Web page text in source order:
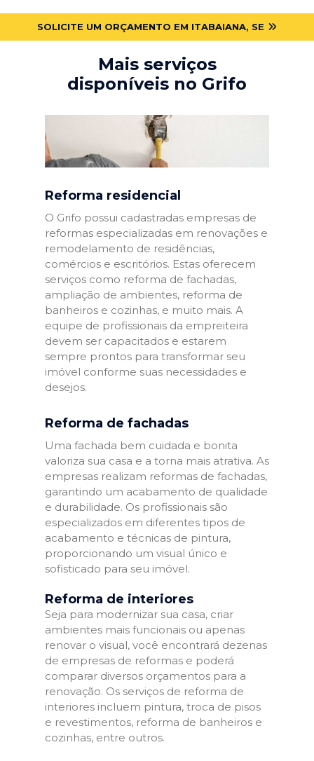
SOLICITE UM ORÇAMENTO EM ITABAIANA, SE
Mais serviços
disponíveis no Grifo
Reforma residencial
O Grifo possui cadastradas empresas de
reformas especializadas em renovações e
remodelamento de residências,
comércios e escritórios. Estas oferecem
serviços como reforma de fachadas,
ampliação de ambientes, reforma de
banheiros e cozinhas, e muito mais. A
equipe de profissionais da empreiteira
devem ser capacitados e estarem
sempre prontos para transformar seu
imóvel conforme suas necessidades e
desejos.
Reforma de fachadas
Uma fachada bem cuidada e bonita
valoriza sua casa e a torna mais atrativa. As
empresas realizam reformas de fachadas,
garantindo um acabamento de qualidade
e durabilidade. Os profissionais são
especializados em diferentes tipos de
acabamento e técnicas de pintura,
proporcionando um visual único e
sofisticado para seu imóvel.
Reforma de interiores
Seja para modernizar sua casa, criar
ambientes mais funcionais ou apenas
renovar o visual, você encontrará dezenas
de empresas de reformas e poderá
comparar diversos orçamentos para a
renovação. Os serviços de reforma de
interiores incluem pintura, troca de pisos
e revestimentos, reforma de banheiros e
cozinhas, entre outros.